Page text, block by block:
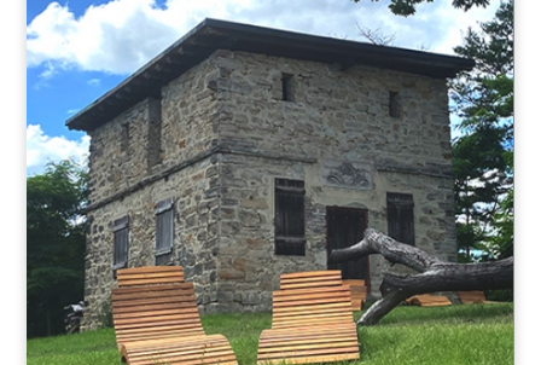
WELLNESS